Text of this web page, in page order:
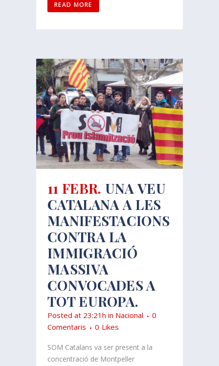
READ MORE
11 FEBR. UNA VEU
CATALANA A LES
MANIFESTACIONS
CONTRA LA
IMMIGRACIÓ
MASSIVA
CONVOCADES A
TOT EUROPA.
Posted at 23:21h in Nacional
0
Comentaris
0 Likes
SOM Catalans va ser present a la
concentració de Montpeller